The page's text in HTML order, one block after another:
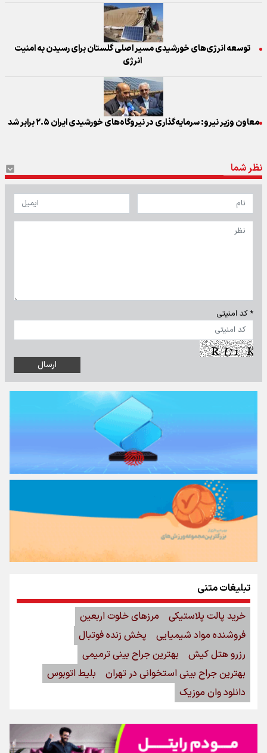
توسعه انرژی‌های خورشیدی مسیر اصلی گلستان برای رسیدن به امنیت
انرژی
معاون وزیر نیرو: سرمایه‌گذاری در نیروگاه‌های خورشیدی ایران ۲.۵ برابر شد
نظر شما
* کد امنیتی
تبلیغات متنی
خرید پالت پلاستیکی
مرزهای خلوت اربعین
فروشنده مواد شیمیایی
پخش زنده فوتبال
رزرو هتل کیش
بهترین جراح بینی ترمیمی
بهترین جراح بینی استخوانی در تهران
بلیط اتوبوس
دانلود وان موزیک